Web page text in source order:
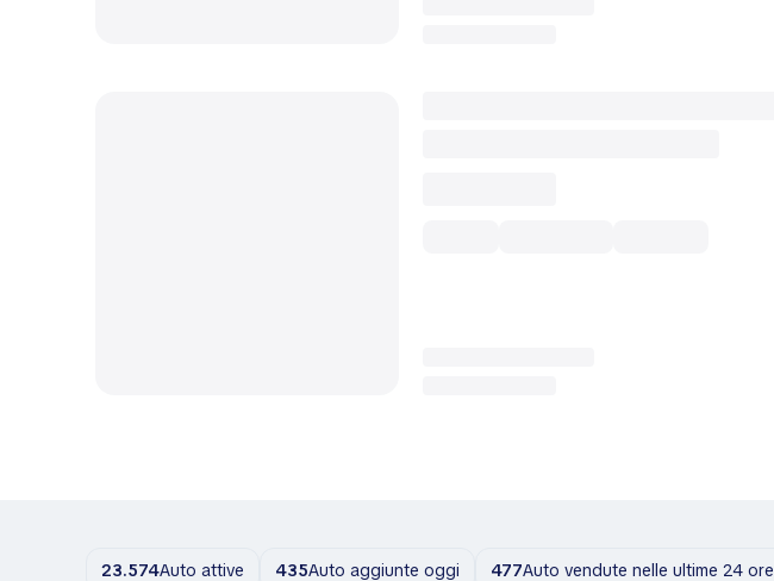
23.574Auto attive 435Auto aggiunte oggi 477Auto vendute nelle ultime 24 ore